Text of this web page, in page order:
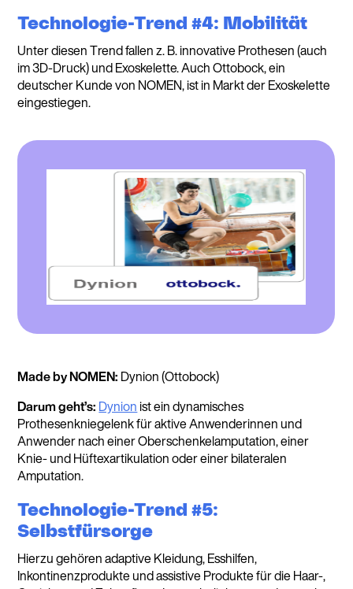
Technologie-Trend #4: Mobilität
Unter diesen Trend fallen z. B. innovative Prothesen (auch
im 3D-Druck) und Exoskelette. Auch Ottobock, ein
deutscher Kunde von NOMEN, ist in Markt der Exoskelette
eingestiegen.
Made by NOMEN: Dynion (Ottobock)
Darum geht’s: Dynionist ein dynamisches
Prothesenkniegelenk für aktive Anwenderinnen und
Anwender nach einer Oberschenkelamputation, einer
Knie- und Hüftexartikulation oder einer bilateralen
Amputation.
Technologie-Trend #5:
Selbstfürsorge
Hierzu gehören adaptive Kleidung, Esshilfen,
Inkontinenzprodukte und assistive Produkte für die Haar-,